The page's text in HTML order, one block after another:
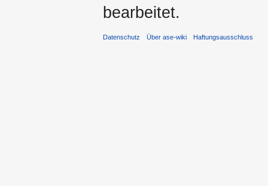
bearbeitet.
Datenschutz Über ase-wiki Haftungsausschluss